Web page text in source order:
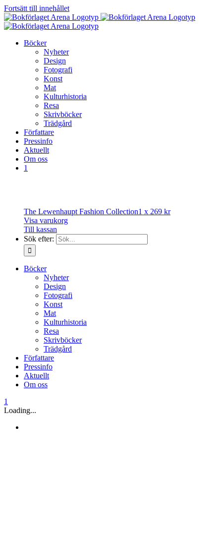
Fortsätt till innehållet
Böcker
Nyheter
Design
Fotografi
Konst
Mat
Kulturhistoria
Resa
Skrivböcker
Trädgård
Författare
Pressinfo
Aktuellt
Om oss
1
The Lewenhaupt Fashion Collection1 x 269 kr
Visa varukorg
Till kassan
Sök efter:
Böcker
Nyheter
Design
Fotografi
Konst
Mat
Kulturhistoria
Resa
Skrivböcker
Trädgård
Författare
Pressinfo
Aktuellt
Om oss
1
Loading...